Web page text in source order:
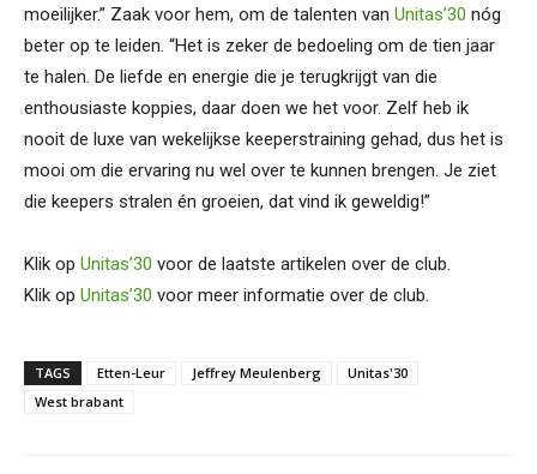
moeilijker.” Zaak voor hem, om de talenten van Unitas’30 nóg
beter op te leiden. “Het is zeker de bedoeling om de tien jaar
te halen. De liefde en energie die je terugkrijgt van die
enthousiaste koppies, daar doen we het voor. Zelf heb ik
nooit de luxe van wekelijkse keeperstraining gehad, dus het is
mooi om die ervaring nu wel over te kunnen brengen. Je ziet
die keepers stralen én groeien, dat vind ik geweldig!”
Klik op Unitas’30 voor de laatste artikelen over de club.
Klik op Unitas’30 voor meer informatie over de club.
TAGS Etten-Leur Jeffrey Meulenberg
Unitas'30
West brabant